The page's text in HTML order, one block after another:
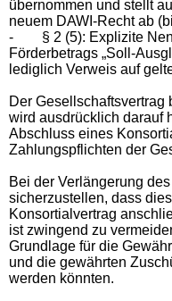
übernommen und stellt
neuem DAWI-Recht ab
-
§ 2 (5): Explizite
Förderbetrags „Soll-
lediglich Verweis auf
Der Gesellschaftsvertrag
wird ausdrücklich darauf
Abschluss eines
Zahlungspflichten der
Bei der Verlängerung
sicherzustellen, dass
Konsortialvertrag
ist zwingend zu
Grundlage für die
und die gewährten
werden könnten.